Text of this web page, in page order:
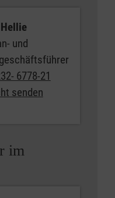
und
6778-21
senden
im